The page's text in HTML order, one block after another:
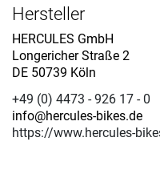
Hersteller
HERCULES GmbH
Longericher Straße 2
DE 50739 Köln
+49 (0) 4473 - 926 17 - 0
info@hercules-bikes.de
https://www.hercules-